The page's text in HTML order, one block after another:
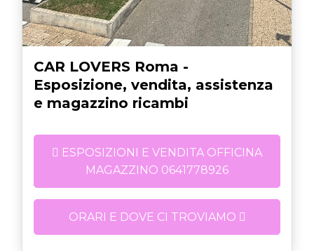
CAR LOVERS Roma -
Esposizione, vendita, assistenza
e magazzino ricambi
ESPOSIZIONI E VENDITA OFFICINA
MAGAZZINO 0641778926
ORARI E DOVE CI TROVIAMO